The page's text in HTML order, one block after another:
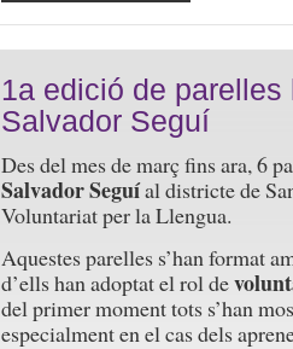
1a edició de parelles
Salvador Seguí
Des del mes de març fins ara, 6
Salvador Seguíal districte de
Voluntariat per la Llengua.
Aquestes parelles s’han format
d’ells han adoptat el rol de
del primer moment tots s’han
especialment en el cas dels